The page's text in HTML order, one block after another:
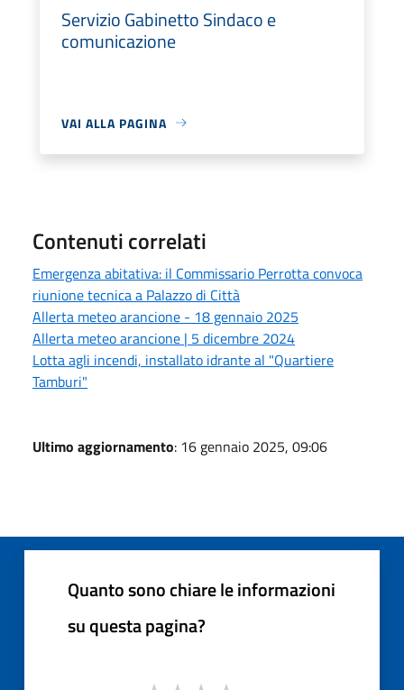
Servizio Gabinetto Sindaco e
comunicazione
VAI ALLA PAGINA
Contenuti correlati
Emergenza abitativa: il Commissario Perrotta convoca
riunione tecnica a Palazzo di Città
Allerta meteo arancione - 18 gennaio 2025
Allerta meteo arancione | 5 dicembre 2024
Lotta agli incendi, installato idrante al "Quartiere
Tamburi"
Ultimo aggiornamento: 16 gennaio 2025, 09:06
Quanto sono chiare le informazioni
su questa pagina?